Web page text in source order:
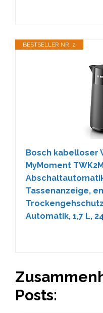
BESTSELLER NR. 2
Bosch kabelloser
MyMoment
Tassenanzeige,
Automatik, 1,7 L,
Posts: